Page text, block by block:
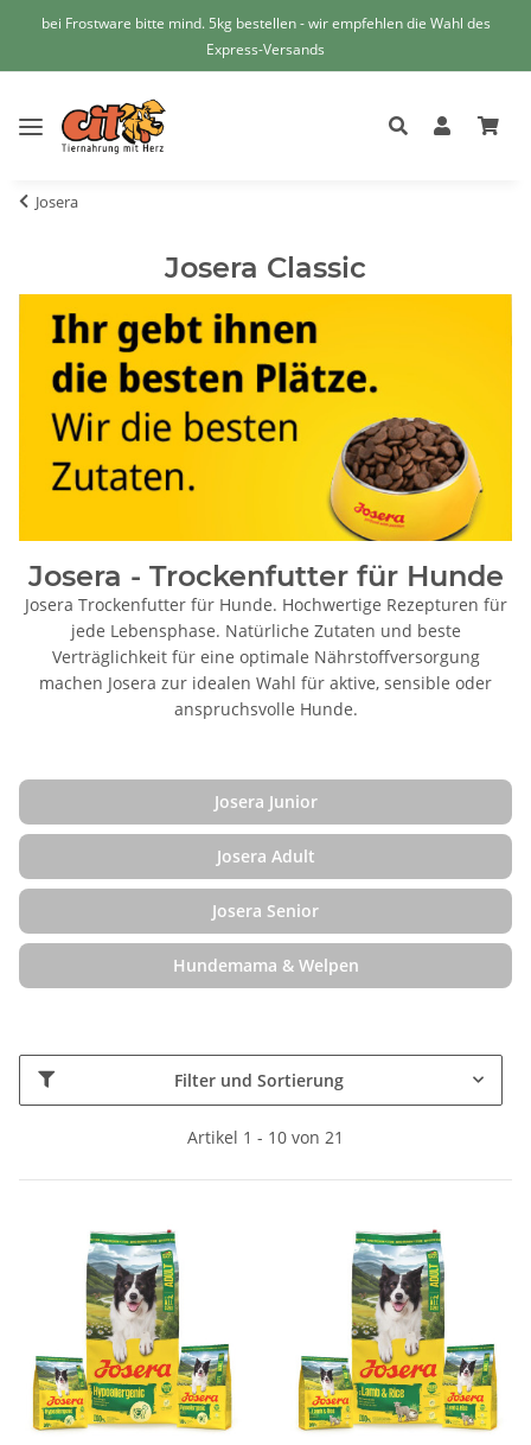
bei Frostware bitte mind. 5kg bestellen - wir empfehlen die Wahl des
Express-Versands
Josera
Josera Classic
Josera - Trockenfutter für Hunde
Josera Trockenfutter für Hunde. Hochwertige Rezepturen für
jede Lebensphase. Natürliche Zutaten und beste
Verträglichkeit für eine optimale Nährstoffversorgung
machen Josera zur idealen Wahl für aktive, sensible oder
anspruchsvolle Hunde.
Josera Junior
Josera Adult
Josera Senior
Hundemama & Welpen
Filter und Sortierung
Artikel 1 - 10 von 21